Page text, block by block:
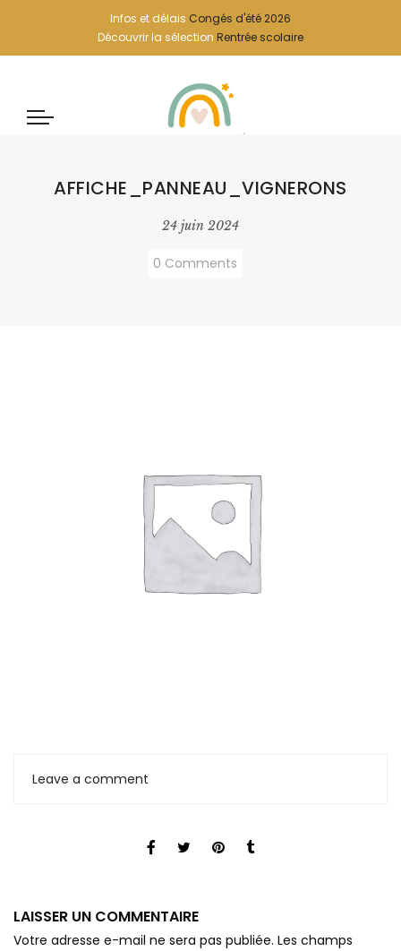
Infos et délais Congés d'été 2026
Découvrir la sélection Rentrée scolaire
AFFICHE_PANNEAU_VIGNERONS
24 juin 2024
0 Comments
Leave a comment
LAISSER UN COMMENTAIRE
Votre adresse e-mail ne sera pas publiée. Les champs